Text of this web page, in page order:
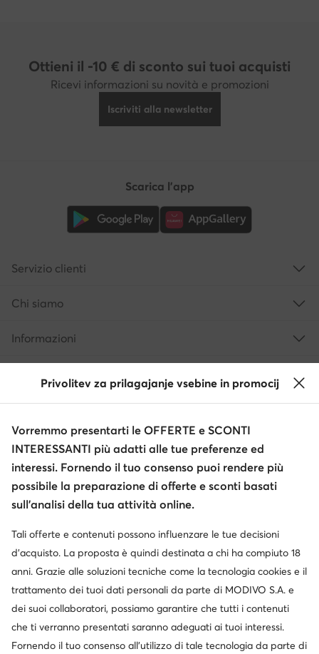
Ottieni il -10 € di sconto sui tuoi acquisti
Ricevi informazioni su novità e promozioni
Iscriviti alla newsletter
Cambia paese: Italia (IT)
Scarica l'app
Servizio clienti
Chi siamo
Informazioni
© escarpe.it 2026
Termini e condizioni
Informativa sulla privacy
Protezione dei dati
Privolitev za prilagajanje vsebine in promocij
Vorremmo presentarti le OFFERTE e SCONTI
INTERESSANTI più adatti alle tue preferenze ed
interessi. Fornendo il tuo consenso puoi rendere più
possibile la preparazione di offerte e sconti basati
sull’analisi della tua attività online.
Tali offerte e contenuti possono influenzare le tue decisioni
d’acquisto. La proposta è quindi destinata a chi ha compiuto 18
anni. Grazie alle soluzioni tecniche come la tecnologia cookies e il
trattamento dei tuoi dati personali da parte di MODIVO S.A. e
dei suoi collaboratori, possiamo garantire che tutti i contenuti
che ti verranno presentati saranno adeguati ai tuoi interessi.
Fornendo il tuo consenso all’utilizzo di tale tecnologia da parte di